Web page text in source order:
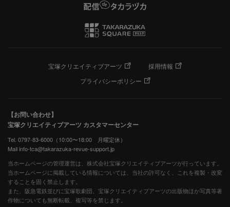
宝塚クリエイティブアーツ
採用情報
プライバシーポリシー
【お問い合わせ】
宝塚クリエイティブアーツ カスタマーセンター
Tel. 0797-83-6000（10:00〜18:00 月曜定休）
Mail info-tca@takarazuka-revue-support.jp
当ホームページの管理運営は、株式会社宝塚クリエイティブアーツが行っています。
当ホームページに掲載している情報については、当社の許可なく、これを複製・改変
することを固く禁止します。
また、阪急電鉄並びに宝塚歌劇団、宝塚クリエイティブアーツの出版物ほか写真等著
作物についても無断転載、複写等を禁じます。